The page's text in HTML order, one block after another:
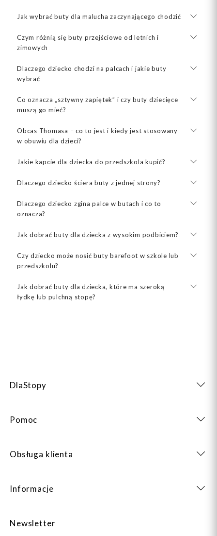
Jak wybrać buty dla malucha zaczynającego chodzić
Czym różnią się buty przejściowe od letnich i
zimowych
Dlaczego dziecko chodzi na palcach i jakie buty
wybrać
Co oznacza „sztywny zapiętek” i czy buty dziecięce
muszą go mieć?
Obcas Thomasa – co to jest i kiedy jest stosowany
w obuwiu dla dzieci?
Jakie kapcie dla dziecka do przedszkola kupić?
Dlaczego dziecko ściera buty z jednej strony?
Dlaczego dziecko zgina palce w butach i co to
oznacza?
Jak dobrać buty dla dziecka z wysokim podbiciem?
Czy dziecko może nosić buty barefoot w szkole lub
przedszkolu?
Jak dobrać buty dla dziecka, które ma szeroką
łydkę lub pulchną stopę?
DlaStopy
Pomoc
Obsługa klienta
Informacje
Newsletter